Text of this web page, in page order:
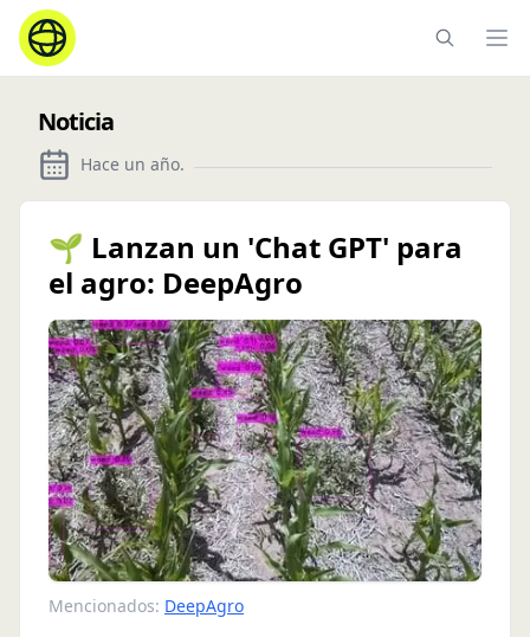
Noticia
Hace un año.
🌱 Lanzan un 'Chat GPT' para
el agro: DeepAgro
Mencionados: DeepAgro